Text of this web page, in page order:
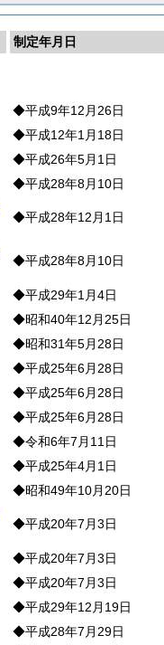
制定年月日
◆平成9年12月26日
◆平成12年1月18日
◆平成26年5月1日
◆平成28年8月10日
◆平成28年12月1日
◆平成28年8月10日
◆平成29年1月4日
◆昭和40年12月25日
◆昭和31年5月28日
◆平成25年6月28日
◆平成25年6月28日
◆平成25年6月28日
◆令和6年7月11日
◆平成25年4月1日
◆昭和49年10月20日
◆平成20年7月3日
◆平成20年7月3日
◆平成20年7月3日
◆平成29年12月19日
◆平成28年7月29日